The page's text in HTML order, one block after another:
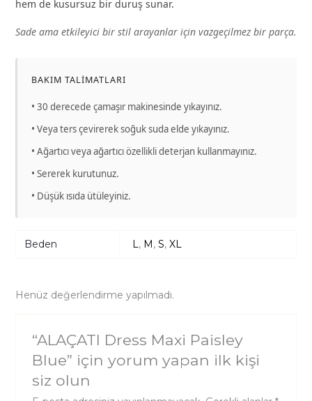
hem de kusursuz bir duruş sunar.
Sade ama etkileyici bir stil arayanlar için vazgeçilmez bir parça.
BAKIM TALIMATLARI
• 30 derecede çamaşır makinesinde yıkayınız.
• Veya ters çevirerek soğuk suda elde yıkayınız.
• Ağartıcı veya ağartıcı özellikli deterjan kullanmayınız.
• Sererek kurutunuz.
• Düşük ısıda ütüleyiniz.
Beden L, M,S,XL
Henüz değerlendirme yapılmadı.
“ALAÇATI Dress Maxi Paisley
Blue” için yorum yapan ilk kişi
siz olun